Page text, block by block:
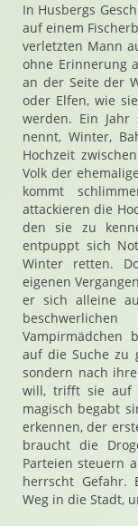
In Husbergs
auf einem
verletzten Mann
ohne Erinnerung
an der Seite der
oder Elfen, wie
werden. Ein
nennt, Winter,
Hochzeit
Volk der
kommt
attackieren die
den sie zu
entpuppt sich
Winter retten.
eigenen
er sich alleine
Vampirmädchen
auf die Suche zu
sondern nach
will, trifft sie auf
magisch begabt
erkennen, der
braucht die
Parteien steuern
herrscht Gefahr.
Weg in die Stadt,